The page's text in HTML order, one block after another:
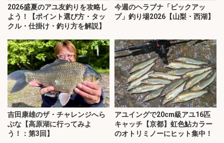
2026盛夏のアユ友釣りを攻略し
よう！【ポイント選び方・タッ
クル・仕掛け・釣り方を解説】
今週のヘラブナ「ピックアッ
プ」釣り場2026【山梨・西湖】
吉田康雄のザ・チャレンジへら
ぶな【高原湖に行ってみよ
う！：第3回】
アユイングで20cm級アユ16匹
キャッチ【京都】虹色鮎カラー
のオトリミノーにヒット集中！